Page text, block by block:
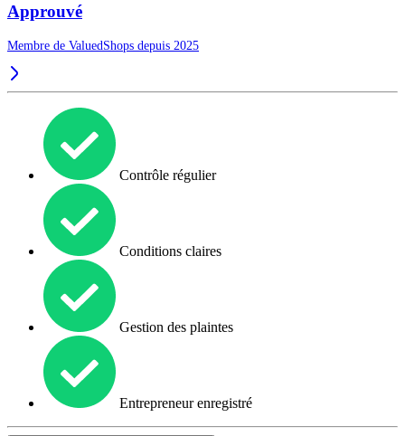
Approuvé
Membre de ValuedShops depuis 2025
Contrôle régulier
Conditions claires
Gestion des plaintes
Entrepreneur enregistré